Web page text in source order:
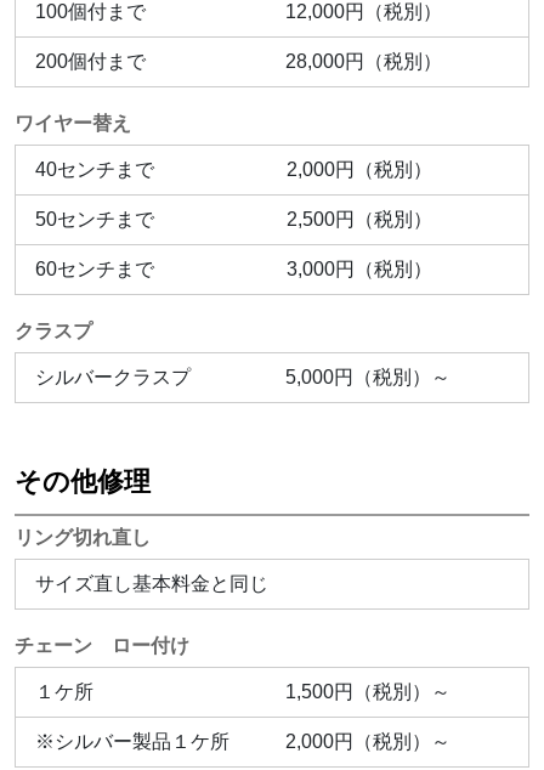
100個付まで 12,000円（税別）
200個付まで 28,000円（税別）
ワイヤー替え
40センチまで 2,000円（税別）
50センチまで 2,500円（税別）
60センチまで 3,000円（税別）
クラスプ
シルバークラスプ 5,000円（税別）～
その他修理
リング切れ直し
サイズ直し基本料金と同じ
チェーン ロー付け
１ケ所 1,500円（税別）～
※シルバー製品１ケ所 2,000円（税別）～